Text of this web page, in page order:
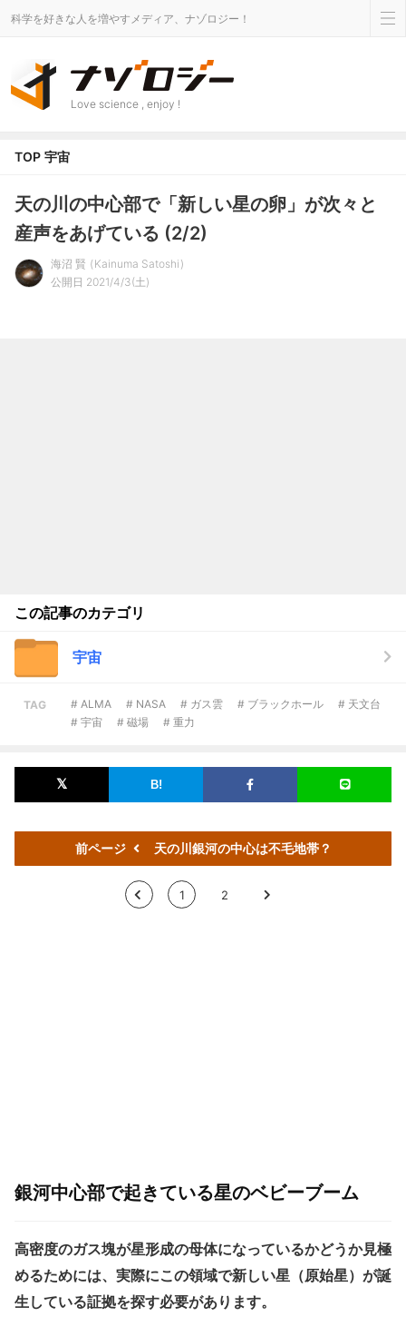
科学を好きな人を増やすメディア、ナゾロジー！
Love science , enjoy !
TOP 宇宙
天の川の中心部で「新しい星の卵」が次々と
産声をあげている (2/2)
海沼 賢
Kainuma Satoshi
公開日 2021/4/3(土)
この記事のカテゴリ
宇宙
TAG # ALMA # NASA # ガス雲 # ブラックホール
# 天文台
# 宇宙
# 磁場 # 重力
前ページ 天の川銀河の中心は不毛地帯？
< 1 2 >
銀河中心部で起きている星のベビーブーム
高密度のガス塊が星形成の母体になっているかどうか見極
めるためには、実際にこの領域で新しい星（原始星）が誕
生している証拠を探す必要があります。